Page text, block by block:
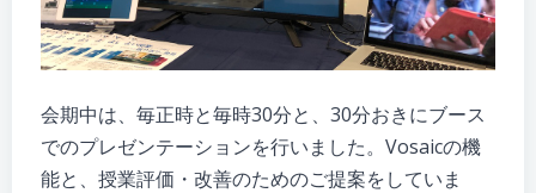
会期中は、毎正時と毎時30分と、30分おきにブース
でのプレゼンテーションを行いました。Vosaicの機
能と、授業評価・改善のためのご提案をしていま